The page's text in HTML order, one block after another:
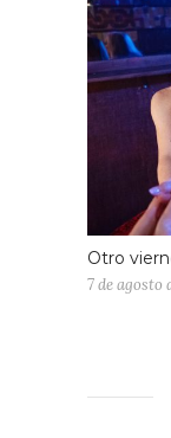
Otro
7 de agosto